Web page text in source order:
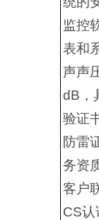
监控
表和
声声
dB，
验证
防雷
务资
客户
CS认